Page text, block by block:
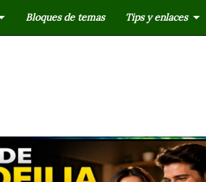
Bloques de temas Tips y enlaces